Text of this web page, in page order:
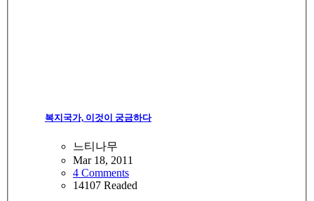
복지국가, 이것이 궁금하다
느티나무
Mar 18, 2011
4 Comments
14107 Readed